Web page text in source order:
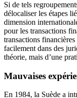
Si de tels
délocaliser les étapes
dimension
pour les transactions
transactions
facilement dans des
théorie, mais d’une
Mauvaises
En 1984, la Suède a